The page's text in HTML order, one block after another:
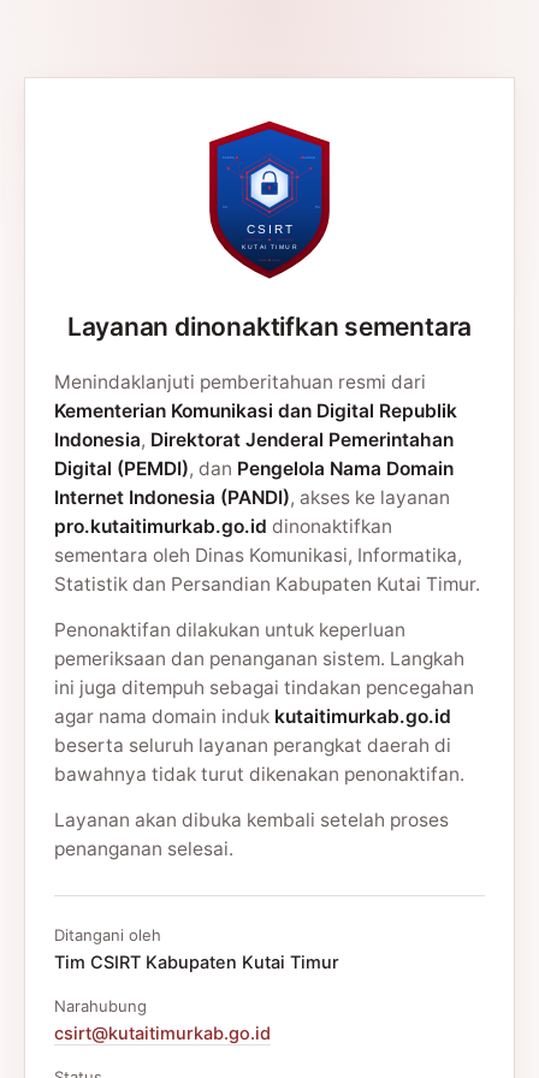
Layanan dinonaktifkan sementara
Menindaklanjuti pemberitahuan resmi dari
Kementerian Komunikasi dan Digital Republik
Indonesia, Direktorat Jenderal Pemerintahan
Digital (PEMDI), dan Pengelola Nama Domain
Internet Indonesia (PANDI), akses ke layanan
pro.kutaitimurkab.go.id dinonaktifkan
sementara oleh Dinas Komunikasi, Informatika,
Statistik dan Persandian Kabupaten Kutai Timur.
Penonaktifan dilakukan untuk keperluan
pemeriksaan dan penanganan sistem. Langkah
ini juga ditempuh sebagai tindakan pencegahan
agar nama domain induk kutaitimurkab.go.id
beserta seluruh layanan perangkat daerah di
bawahnya tidak turut dikenakan penonaktifan.
Layanan akan dibuka kembali setelah proses
penanganan selesai.
Ditangani oleh
Tim CSIRT Kabupaten Kutai Timur
Narahubung
csirt@kutaitimurkab.go.id